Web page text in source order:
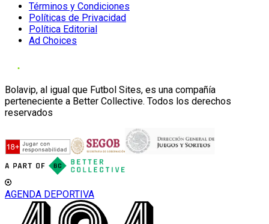
Términos y Condiciones
Políticas de Privacidad
Política Editorial
Ad Choices
Bolavip, al igual que Futbol Sites, es una compañía
perteneciente a Better Collective. Todos los derechos
reservados
AGENDA DEPORTIVA